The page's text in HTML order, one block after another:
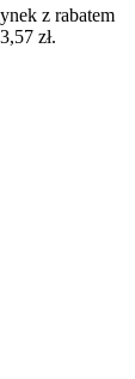
z rabatem
zł.